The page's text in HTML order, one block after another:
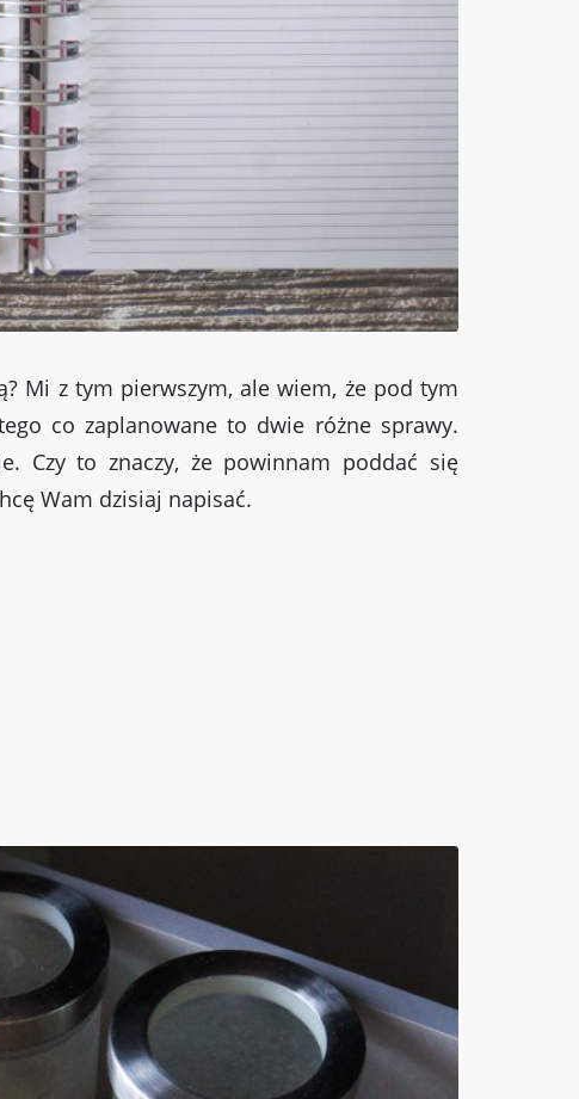
Mi z tym pierwszym, ale wiem, że pod tym
co zaplanowane to dwie różne sprawy.
Czy to znaczy, że powinnam poddać się
Wam dzisiaj napisać.